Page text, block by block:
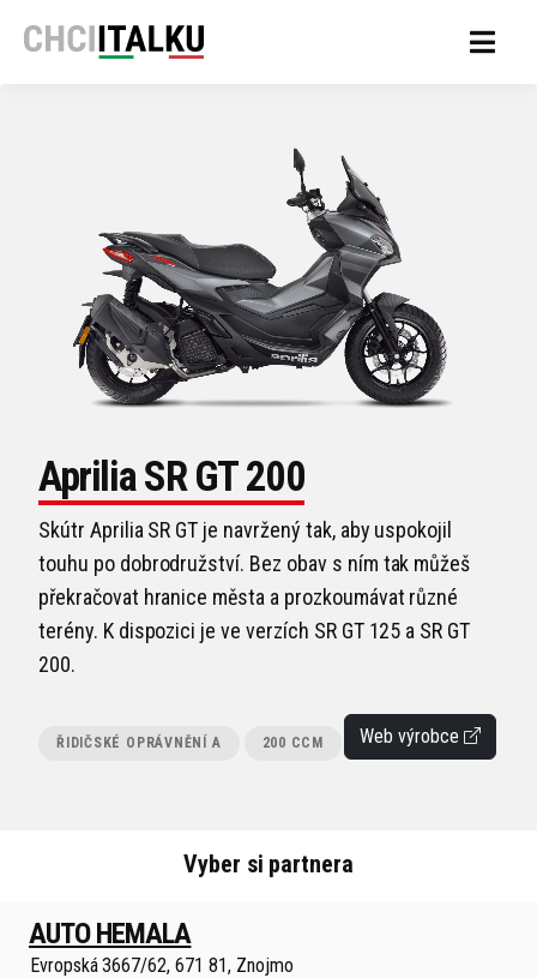
Aprilia SR GT 200
Skútr Aprilia SR GT je navržený tak, aby uspokojil
touhu po dobrodružství. Bez obav s ním tak můžeš
překračovat hranice města a prozkoumávat různé
terény. K dispozici je ve verzích SR GT 125 a SR GT
200.
Web výrobce
ŘIDIČSKÉ OPRÁVNĚNÍ A 200 CCM
Vyber si partnera
AUTO HEMALA
Evropská 3667/62, 671 81, Znojmo